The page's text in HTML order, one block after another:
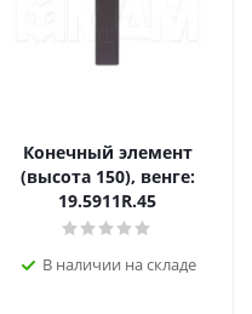
Конечный элемент
(высота 150), венге:
19.5911R.45
В наличии на складе